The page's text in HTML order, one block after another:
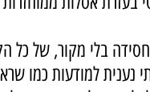
בלי מקור, של כל
נענית למודעות כמו